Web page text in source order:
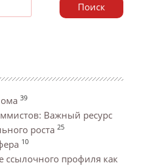
Поиск
39
Важный ресурс
роста 25
10
профиля как